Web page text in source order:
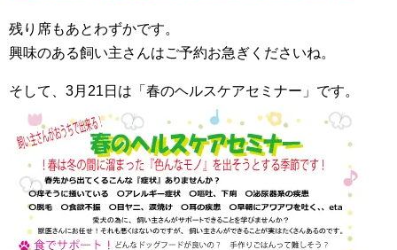
残り席もあとわずかです。
興味のある飼い主さんはご予約お急ぎくださいね。
そして、3月21日は「春のヘルスケアセミナー」です。